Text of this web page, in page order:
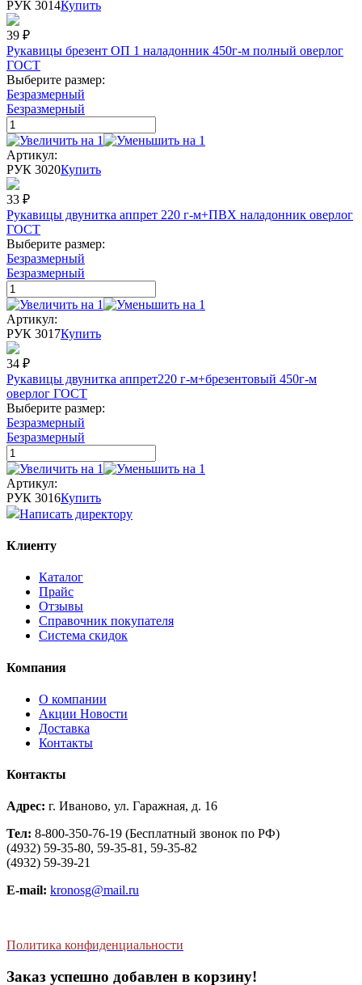
РУК 3014Купить
39 ₽
Рукавицы брезент ОП 1 наладонник 450г-м полный оверлог
ГОСТ
Выберите размер:
Безразмерный
Безразмерный
Артикул:
РУК 3020Купить
33 ₽
Рукавицы двунитка аппрет 220 г-м+ПВХ наладонник оверлог
ГОСТ
Выберите размер:
Безразмерный
Безразмерный
Артикул:
РУК 3017Купить
34 ₽
Рукавицы двунитка аппрет220 г-м+брезентовый 450г-м
оверлог ГОСТ
Выберите размер:
Безразмерный
Безразмерный
Артикул:
РУК 3016Купить
Написать директору
Клиенту
Каталог
Прайс
Отзывы
Справочник покупателя
Система скидок
Компания
О компании
Aкции Новости
Доставка
Контакты
Контакты
Адрес: г. Иваново, ул. Гаражная, д. 16
Тел: 8-800-350-76-19 (Бесплатный звонок по РФ)
(4932) 59-35-80, 59-35-81, 59-35-82
(4932) 59-39-21
E-mail: kronosg@mail.ru
Политика конфиденциальности
Заказ успешно добавлен в корзину!